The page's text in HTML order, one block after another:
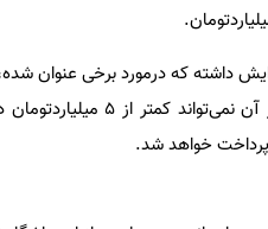
داشته که درمورد برخی عنوان
فصل این افراد هم پرداخت
پرداخت خواهد شد.